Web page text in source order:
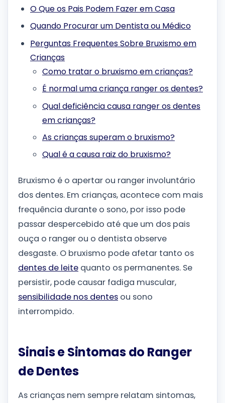
O Que os Pais Podem Fazer em Casa
Quando Procurar um Dentista ou Médico
Perguntas Frequentes Sobre Bruxismo em
Crianças
Como tratar o bruxismo em crianças?
É normal uma criança ranger os dentes?
Qual deficiência causa ranger os dentes
em crianças?
As crianças superam o bruxismo?
Qual é a causa raiz do bruxismo?
Bruxismo é o apertar ou ranger involuntário
dos dentes. Em crianças, acontece com mais
frequência durante o sono, por isso pode
passar despercebido até que um dos pais
ouça o ranger ou o dentista observe
desgaste. O bruxismo pode afetar tanto os
dentes de leite quanto os permanentes. Se
persistir, pode causar fadiga muscular,
sensibilidade nos dentes ou sono
interrompido.
Sinais e Sintomas do Ranger
de Dentes
As crianças nem sempre relatam sintomas,